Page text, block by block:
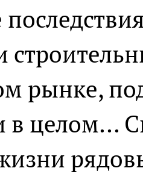
рынке,
целом...